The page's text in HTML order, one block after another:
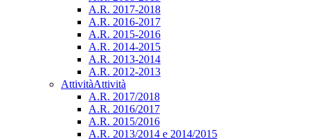
A.R. 2017-2018
A.R. 2016-2017
A.R. 2015-2016
A.R. 2014-2015
A.R. 2013-2014
A.R. 2012-2013
AttivitàAttività
A.R. 2017/2018
A.R. 2016/2017
A.R. 2015/2016
A.R. 2013/2014 e 2014/2015